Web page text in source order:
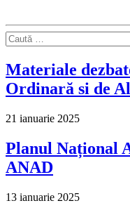
Materiale
Ordinară si de
21 ianuarie 2025
Planul Național
ANAD
13 ianuarie 2025